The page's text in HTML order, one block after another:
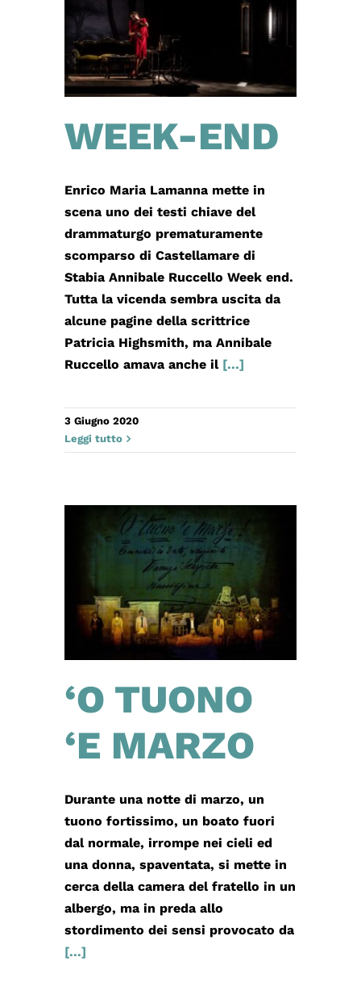
WEEK-END
Enrico Maria Lamanna mette in
scena uno dei testi chiave del
drammaturgo prematuramente
scomparso di Castellamare di
Stabia Annibale Ruccello Week end.
Tutta la vicenda sembra uscita da
alcune pagine della scrittrice
Patricia Highsmith, ma Annibale
Ruccello amava anche il[...]
3 Giugno 2020
Leggi tutto
‘O TUONO
‘E MARZO
Durante una notte di marzo, un
tuono fortissimo, un boato fuori
dal normale, irrompe nei cieli ed
una donna, spaventata, si mette in
cerca della camera del fratello in un
albergo, ma in preda allo
stordimento dei sensi provocato da
[...]